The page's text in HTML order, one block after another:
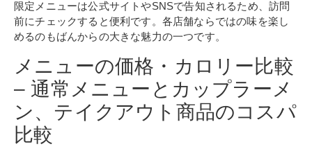
限定メニューは公式サイトやSNSで告知されるため、訪問
前にチェックすると便利です。各店舗ならではの味を楽し
めるのもばんからの大きな魅力の一つです。
メニューの価格・カロリー比較
– 通常メニューとカップラーメ
ン、テイクアウト商品のコスパ
比較